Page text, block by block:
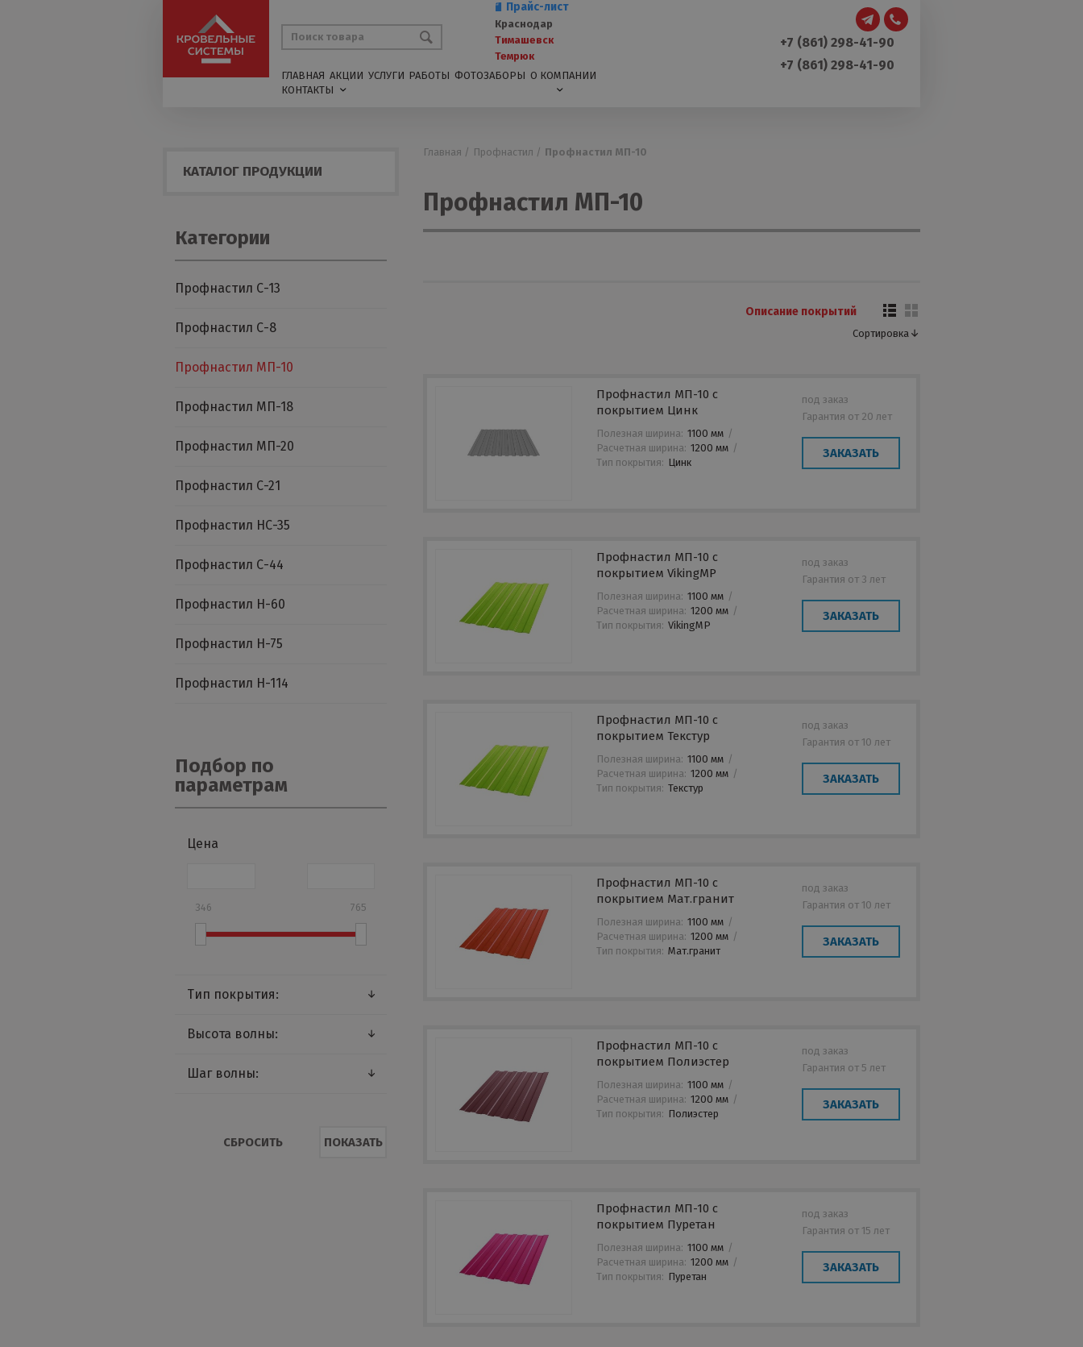
Прайс-лист
Краснодар
Тимашевск
Темрюк
ГЛАВНАЯ АКЦИИ УСЛУГИ РАБОТЫ ФОТОЗАБОРЫ О КОМПАНИИ
КОНТАКТЫ
+7 (861) 298-41-90
+7 (861) 298-41-90
КАТАЛОГ ПРОДУКЦИИ
Категории
Профнастил С-13
Профнастил С-8
Профнастил МП-10
Профнастил МП-18
Профнастил МП-20
Профнастил С-21
Профнастил НС-35
Профнастил С-44
Профнастил Н-60
Профнастил Н-75
Профнастил Н-114
Подбор по
параметрам
Цена
346 765
Тип покрытия:
Agneta
GreenCoatPural
Quarzit
Высота волны:
10 мм
Шаг волны:
СБРОСИТЬ ПОКАЗАТЬ
Главная / Профнастил / Профнастил МП-10
Профнастил МП-10
Описание покрытий
Сортировка
Профнастил МП-10 с
покрытием Цинк
Полезная ширина: 1100 мм /
Расчетная ширина: 1200 мм /
Тип покрытия: Цинк
под заказ
Гарантия от 20 лет
ЗАКАЗАТЬ
Профнастил МП-10 с
покрытием VikingMP
Полезная ширина: 1100 мм /
Расчетная ширина: 1200 мм /
Тип покрытия: VikingMP
под заказ
Гарантия от 3 лет
ЗАКАЗАТЬ
Профнастил МП-10 с
покрытием Текстур
Полезная ширина: 1100 мм /
Расчетная ширина: 1200 мм /
Тип покрытия: Текстур
под заказ
Гарантия от 10 лет
ЗАКАЗАТЬ
Профнастил МП-10 с
покрытием Мат.гранит
Полезная ширина: 1100 мм /
Расчетная ширина: 1200 мм /
Тип покрытия: Мат.гранит
под заказ
Гарантия от 10 лет
ЗАКАЗАТЬ
Профнастил МП-10 с
покрытием Полиэстер
Полезная ширина: 1100 мм /
Расчетная ширина: 1200 мм /
Тип покрытия: Полиэстер
под заказ
Гарантия от 5 лет
ЗАКАЗАТЬ
Профнастил МП-10 с
покрытием Пуретан
Полезная ширина: 1100 мм /
Расчетная ширина: 1200 мм /
Тип покрытия: Пуретан
под заказ
Гарантия от 15 лет
ЗАКАЗАТЬ